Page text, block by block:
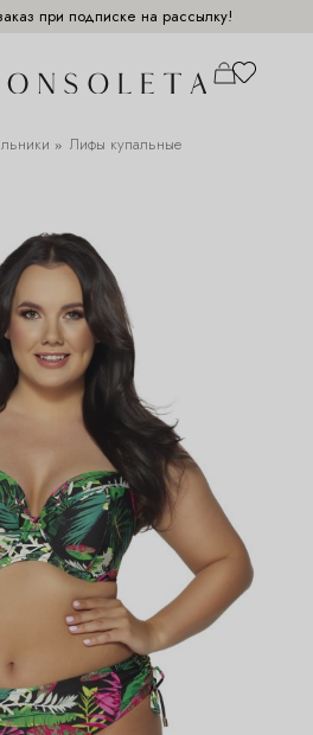
при подписке на рассылку!
Лифы купальные